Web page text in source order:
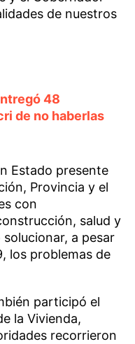
de nuestros
48
de no haberlas
Estado presente
Provincia y el
con
salud y
a pesar
los problemas de
participó el
la Vivienda,
recorrieron